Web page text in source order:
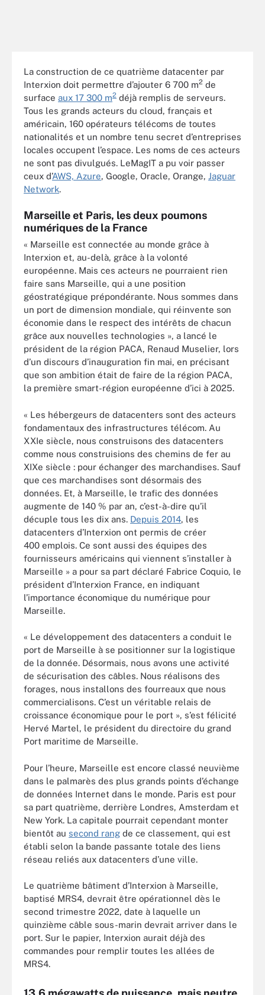
La construction de ce quatrième datacenter par
Interxion doit permettre d’ajouter 6 700 m2 de
surface aux 17 300 m2 déjà remplis de serveurs.
Tous les grands acteurs du cloud, français et
américain, 160 opérateurs télécoms de toutes
nationalités et un nombre tenu secret d’entreprises
locales occupent l’espace. Les noms de ces acteurs
ne sont pas divulgués. LeMagIT a pu voir passer
ceux d’AWS, Azure, Google, Oracle, Orange, Jaguar
Network.
Marseille et Paris, les deux poumons
numériques de la France
« Marseille est connectée au monde grâce à
Interxion et, au-delà, grâce à la volonté
européenne. Mais ces acteurs ne pourraient rien
faire sans Marseille, qui a une position
géostratégique prépondérante. Nous sommes dans
un port de dimension mondiale, qui réinvente son
économie dans le respect des intérêts de chacun
grâce aux nouvelles technologies », a lancé le
président de la région PACA, Renaud Muselier, lors
d’un discours d’inauguration fin mai, en précisant
que son ambition était de faire de la région PACA,
la première smart-région européenne d’ici à 2025.
« Les hébergeurs de datacenters sont des acteurs
fondamentaux des infrastructures télécom. Au
XXIe siècle, nous construisons des datacenters
comme nous construisions des chemins de fer au
XIXe siècle : pour échanger des marchandises. Sauf
que ces marchandises sont désormais des
données. Et, à Marseille, le trafic des données
augmente de 140 % par an, c’est-à-dire qu’il
décuple tous les dix ans. Depuis 2014, les
datacenters d’Interxion ont permis de créer
400 emplois. Ce sont aussi des équipes des
fournisseurs américains qui viennent s’installer à
Marseille » a pour sa part déclaré Fabrice Coquio, le
président d’Interxion France, en indiquant
l’importance économique du numérique pour
Marseille.
« Le développement des datacenters a conduit le
port de Marseille à se positionner sur la logistique
de la donnée. Désormais, nous avons une activité
de sécurisation des câbles. Nous réalisons des
forages, nous installons des fourreaux que nous
commercialisons. C’est un véritable relais de
croissance économique pour le port », s’est félicité
Hervé Martel, le président du directoire du grand
Port maritime de Marseille.
Pour l’heure, Marseille est encore classé neuvième
dans le palmarès des plus grands points d’échange
de données Internet dans le monde. Paris est pour
sa part quatrième, derrière Londres, Amsterdam et
New York. La capitale pourrait cependant monter
bientôt au second rang de ce classement, qui est
établi selon la bande passante totale des liens
réseau reliés aux datacenters d’une ville.
Le quatrième bâtiment d’Interxion à Marseille,
baptisé MRS4, devrait être opérationnel dès le
second trimestre 2022, date à laquelle un
quinzième câble sous-marin devrait arriver dans le
port. Sur le papier, Interxion aurait déjà des
commandes pour remplir toutes les allées de
MRS4.